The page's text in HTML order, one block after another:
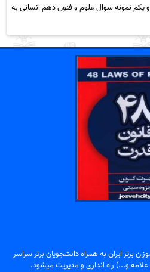
و یکم نمونه سوال علوم و فنون دهم انسانی به
برتر ایران به همراه دانشجویان برتر سراسر
علامه و...) راه اندازی و مدیریت میشود.